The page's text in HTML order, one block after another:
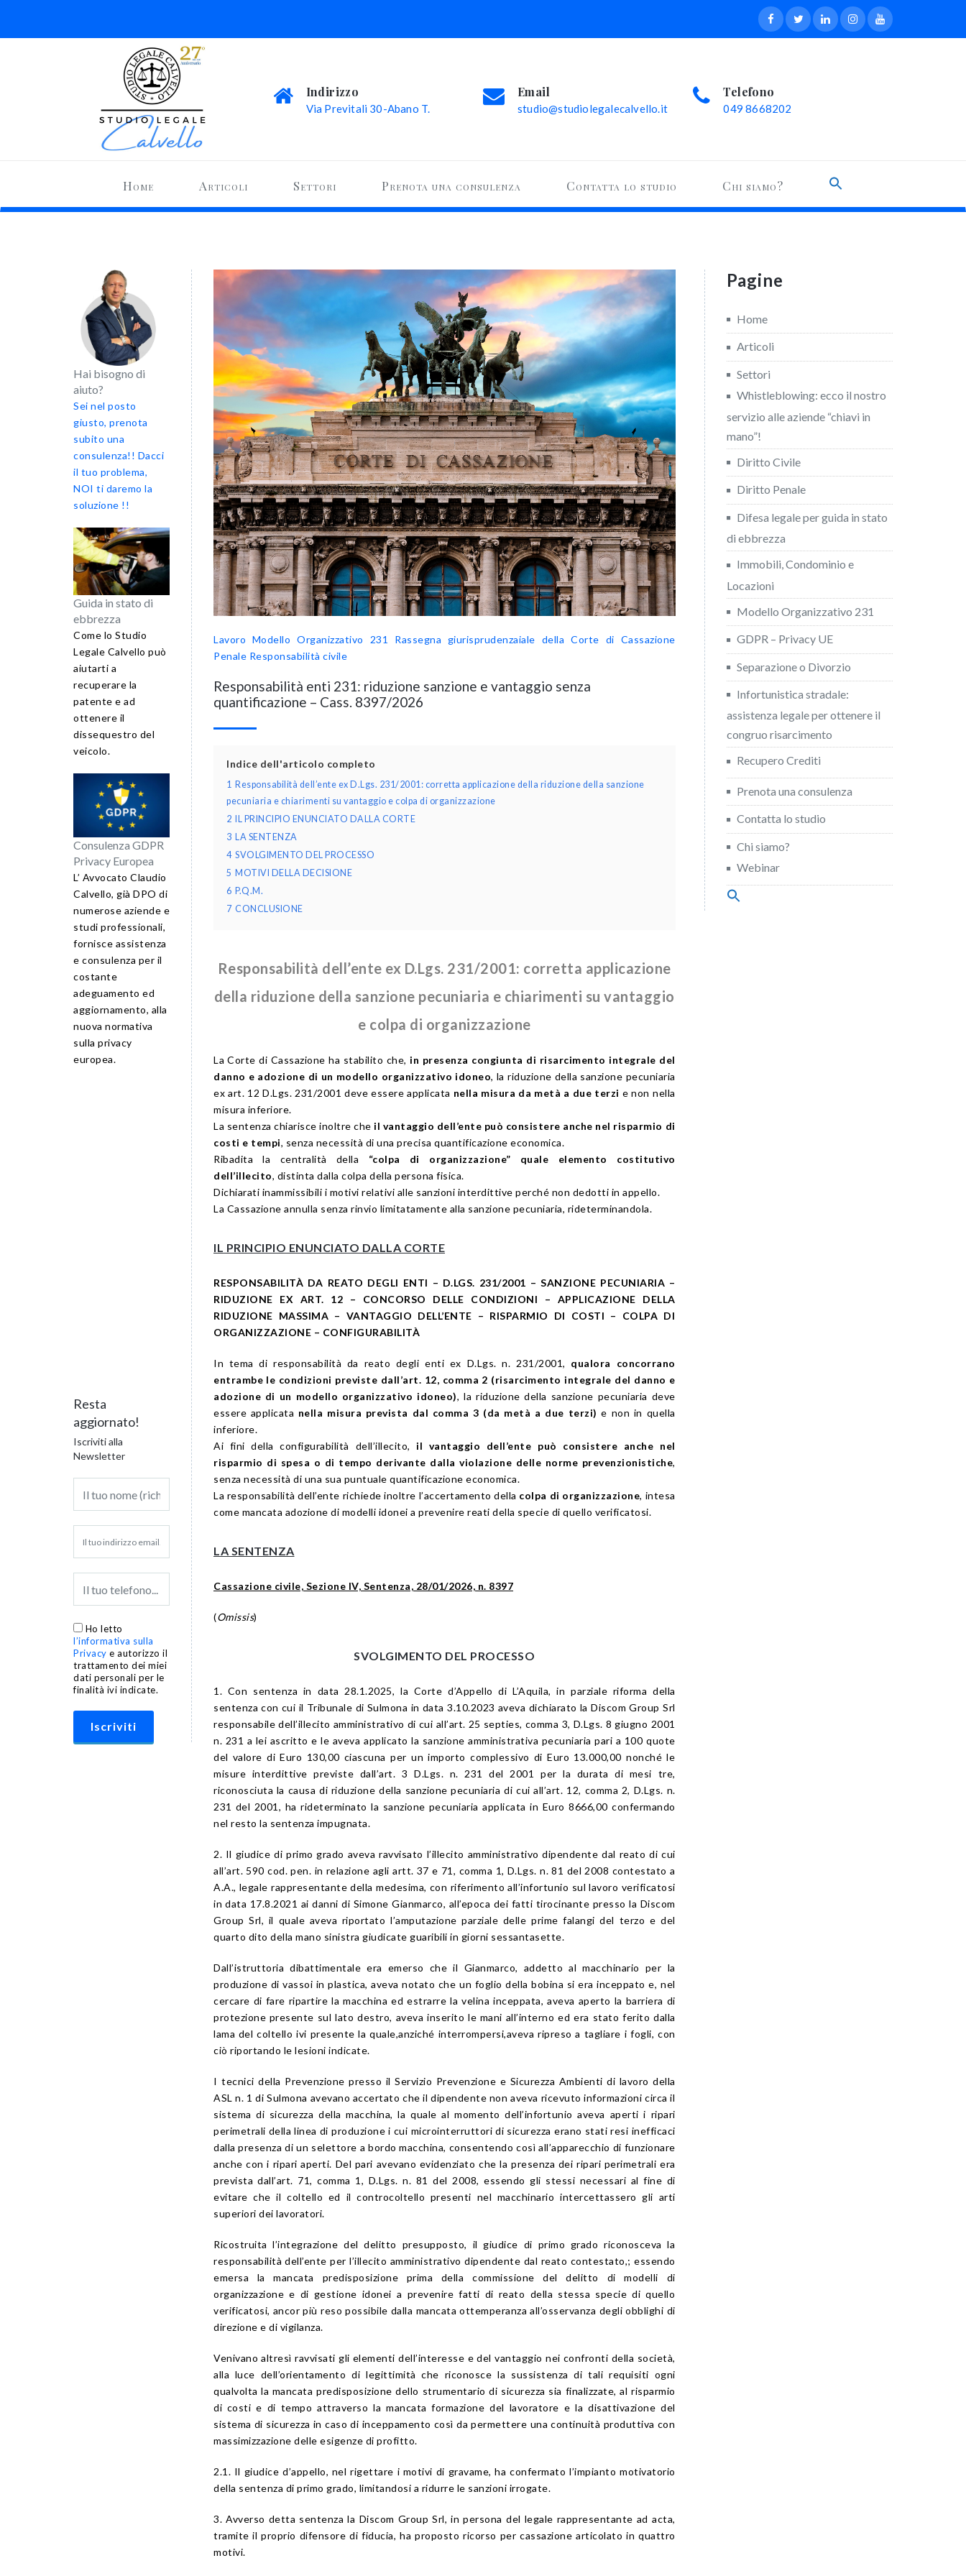
Indirizzo
Via Previtali 30-Abano T.
Email
studio@studiolegalecalvello.it
Telefono
049 8668202
Home Articoli Settori Prenota una consulenza Contatta lo studio Chi siamo?
Hai bisogno di
aiuto?
Sei nel posto
giusto, prenota
subito una
consulenza!! Dacci
il tuo problema,
NOI ti daremo la
soluzione !!
Guida in stato di
ebbrezza
Come lo Studio
Legale Calvello può
aiutarti a
recuperare la
patente e ad
ottenere il
dissequestro del
veicolo.
Consulenza GDPR
Privacy Europea
L’ Avvocato Claudio
Calvello, già DPO di
numerose aziende e
studi professionali,
fornisce assistenza
e consulenza per il
costante
adeguamento ed
aggiornamento, alla
nuova normativa
sulla privacy
europea.
Resta
aggiornato!
Iscriviti alla
Newsletter
Ho letto
l’informativa sulla
Privacy e autorizzo il
trattamento dei miei
dati personali per le
finalità ivi indicate.
Lavoro Modello Organizzativo 231
Rassegna giurisprudenzaiale della Corte di Cassazione
Penale Responsabilità civile
Responsabilità enti 231: riduzione sanzione e vantaggio senza
quantificazione – Cass. 8397/2026
Indice dell'articolo completo
1 Responsabilità dell’ente ex D.Lgs. 231/2001: corretta applicazione della riduzione della sanzione
pecuniaria e chiarimenti su vantaggio e colpa di organizzazione
2
IL PRINCIPIO ENUNCIATO DALLA CORTE
3 LA SENTENZA
4 SVOLGIMENTO DEL PROCESSO
5 MOTIVI DELLA DECISIONE
6 P.Q.M.
7 CONCLUSIONE
Responsabilità dell’ente ex D.Lgs. 231/2001: corretta applicazione
della riduzione della sanzione pecuniaria e chiarimenti su vantaggio
e colpa di organizzazione
LaCorte di Cassazione ha stabilito che, in presenza congiunta di risarcimento integrale del
danno e adozione di un modello organizzativo idoneo, la riduzione della sanzione pecuniaria
ex art. 12 D.Lgs. 231/2001 deve essere applicata nella misura da metà a due terzi e non nella
misura inferiore.
La sentenza chiarisce inoltre che il vantaggio dell’ente può consistere anche nel risparmio di
costi e tempi, senza necessità di una precisa quantificazione economica.
Ribadita la centralità della “colpa di organizzazione” quale elemento costitutivo
dell’illecito, distinta dalla colpa della persona fisica.
Dichiarati inammissibili i motivi relativi alle sanzioni interdittive perché non dedotti in appello.
La Cassazione annulla senza rinvio limitatamente alla sanzione pecuniaria, rideterminandola.
IL PRINCIPIO ENUNCIATO DALLA CORTE
RESPONSABILITÀ DA REATO DEGLI ENTI – D.LGS. 231/2001 – SANZIONE PECUNIARIA –
RIDUZIONE EX ART. 12 – CONCORSO DELLE CONDIZIONI – APPLICAZIONE DELLA
RIDUZIONE MASSIMA – VANTAGGIO DELL’ENTE – RISPARMIO DI COSTI – COLPA DI
ORGANIZZAZIONE – CONFIGURABILITÀ
In tema di responsabilità da reato degli enti ex D.Lgs. n. 231/2001, qualora concorrano
entrambe le condizioni previste dall’art. 12, comma 2 (risarcimento integrale del danno e
adozione di un modello organizzativo idoneo), la riduzione della sanzione pecuniaria deve
essere applicata nella misura prevista dal comma 3 (da metà a due terzi) e non in quella
inferiore.
Ai fini della configurabilità dell’illecito, il vantaggio dell’ente può consistere anche nel
risparmio di spesa o di tempo derivante dalla violazione delle norme prevenzionistiche,
senza necessità di una sua puntuale quantificazione economica.
La responsabilità dell’ente richiede inoltre l’accertamento della colpa di organizzazione, intesa
come mancata adozione di modelli idonei a prevenire reati della specie di quello verificatosi.
LA SENTENZA
Cassazione civile, Sezione IV, Sentenza, 28/01/2026, n. 8397
(Omissis)
SVOLGIMENTO DEL PROCESSO
1. Con sentenza in data 28.1.2025, la Corte d’Appello di L’Aquila, in parziale riforma della
sentenza con cui il Tribunale di Sulmona in data 3.10.2023 aveva dichiarato la Discom Group Srl
responsabile dell’illecito amministrativo di cui all’art. 25 septies, comma 3, D.Lgs. 8 giugno 2001
n. 231 a lei ascritto e le aveva applicato la sanzione amministrativa pecuniaria pari a 100 quote
del valore di Euro 130,00 ciascuna per un importo complessivo di Euro 13.000,00 nonché le
misure interdittive previste dall’art. 3 D.Lgs. n. 231 del 2001
per la durata di mesi tre,
riconosciuta la causa di riduzione della sanzione pecuniaria di cui all’art. 12, comma 2, D.Lgs. n.
231 del 2001 , ha rideterminato la sanzione pecuniaria applicata in Euro 8666,00 confermando
nel resto la sentenza impugnata.
2. Il giudice di primo grado aveva ravvisato l’illecito amministrativo dipendente dal reato di cui
all’art. 590 cod. pen. in relazione agliartt. 37 e 71 , comma 1, D.Lgs. n. 81 del 2008 contestato a
A.A., legale rappresentante della medesima, con riferimento all’infortunio sul lavoro verificatosi
in data 17.8.2021 ai danni di Simone Gianmarco, all’epoca dei fatti tirocinante presso la Discom
Group Srl, il quale aveva riportato l’amputazione parziale delle prime falangi del terzo e del
quarto dito della mano sinistra giudicate guaribili in giorni sessantasette.
Dall’istruttoria dibattimentale era emerso che il Gianmarco, addetto al macchinario per la
produzione di vassoi in plastica, aveva notato che un foglio della bobina si era inceppato e, nel
cercare di fare ripartire la macchina ed estrarre la velina inceppata, aveva aperto la barriera di
protezione presente sul lato destro, aveva inserito le mani all’interno ed era stato ferito dalla
lama del coltello ivi presente la quale,anziché interrompersi,aveva ripreso a tagliare i fogli, con
ciò riportando le lesioni indicate.
I tecnici della Prevenzione presso il Servizio Prevenzione e Sicurezza Ambienti di lavoro della
ASL n. 1 di Sulmona avevano accertato che il dipendente non aveva ricevuto informazioni circa il
sistema di sicurezza della macchina, la quale al momento dell’infortunio aveva aperti i ripari
perimetrali della linea di produzione i cui microinterruttori di sicurezza erano stati resi inefficaci
dalla presenza di un selettore a bordo macchina, consentendo così all’apparecchio di funzionare
anche con i ripari aperti. Del pari avevano evidenziato che la presenza dei ripari perimetrali era
prevista dall’art. 71, comma 1, D.Lgs. n. 81 del 2008, essendo gli stessi necessari al fine di
evitare che il coltello ed il controcoltello presenti nel macchinario intercettassero gli arti
superiori dei lavoratori.
Ricostruita l’integrazione del delitto presupposto, il giudice di primo grado riconosceva la
responsabilità dell’ente per l’illecito amministrativo dipendente dal reato contestato,; essendo
emersa la mancata predisposizione prima della commissione del delitto di modelli di
organizzazione e di gestione idonei a prevenire fatti di reato della stessa specie di quello
verificatosi, ancor più reso possibile dalla mancata ottemperanza all’osservanza degli obblighi di
direzione e di vigilanza.
Venivano altresì ravvisati gli elementi dell’interesse e del vantaggio nei confronti della società,
alla luce dell’orientamento di legittimità che riconosce la sussistenza di tali requisiti ogni
qualvolta la mancata predisposizione dello strumentario di sicurezza sia finalizzate, al risparmio
di costi e di tempo attraverso la mancata formazione del lavoratore e la disattivazione del
sistema di sicurezza in caso di inceppamento così da permettere una continuità produttiva con
massimizzazione delle esigenze di profitto.
2.1. Il giudice d’appello, nel rigettare i motivi di gravame, ha confermato l’impianto motivatorio
della sentenza di primo grado, limitandosi a ridurre le sanzioni irrogate.
3. Avverso detta sentenza la Discom Group Srl, in persona del legale rappresentante ad acta,
tramite il proprio difensore di fiducia, ha proposto ricorso per cassazione articolato in quattro
motivi.
Pagine
Home
Articoli
Settori
Whistleblowing: ecco il nostro
servizio alle aziende “chiavi in
mano”!
Diritto Civile
Diritto Penale
Difesa legale per guida in stato
di ebbrezza
Immobili, Condominio e
Locazioni
Modello Organizzativo 231
GDPR – Privacy UE
Separazione o Divorzio
Infortunistica stradale:
assistenza legale per ottenere il
congruo risarcimento
Recupero Crediti
Prenota una consulenza
Contatta lo studio
Chi siamo?
Webinar